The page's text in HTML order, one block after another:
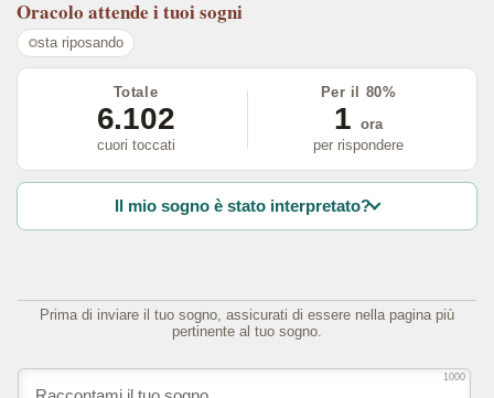
Oracolo attende i tuoi sogni
sta riposando
Totale
6.102
cuori toccati
Per il 80%
1 ora
per rispondere
Il mio sogno è stato interpretato?
Prima di inviare il tuo sogno, assicurati di essere nella pagina più
pertinente al tuo sogno.
1000